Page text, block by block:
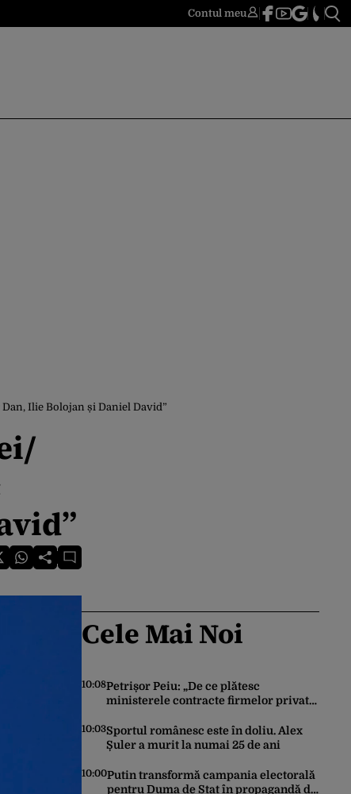
Contul meu
Ilie Bolojan și Daniel David”
Cele Mai Noi
10:08Petrișor Peiu: „De ce plătesc
ministerele contracte firmelor private
reprezintă îndatorirea angajaților din
minister?”
10:03Sportul românesc este în doliu. Alex
Șuler a murit la numai 25 de ani
10:00Putin transformă campania electorală
pentru Duma de Stat în propagandă de